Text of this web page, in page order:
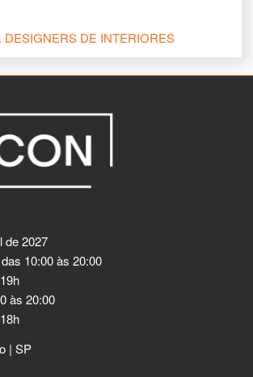
DESIGNERS DE INTERIORES
de 2027
10:00 às 20:00
às 20:00
| SP